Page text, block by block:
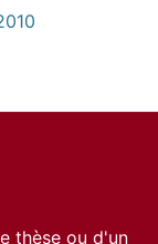
thèse ou d'un